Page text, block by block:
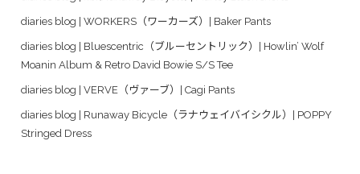
diaries blog | WORKERS（ワーカーズ）| Baker Pants
diaries blog | Bluescentric（ブルーセントリック）| Howlin’ Wolf
Moanin Album & Retro David Bowie S/S Tee
diaries blog | VERVE（ヴァーブ）| Cagi Pants
diaries blog | Runaway Bicycle（ラナウェイバイシクル）| POPPY
Stringed Dress